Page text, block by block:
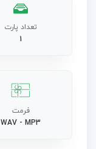
تعداد پارت
1
فرمت
WAV - MP3